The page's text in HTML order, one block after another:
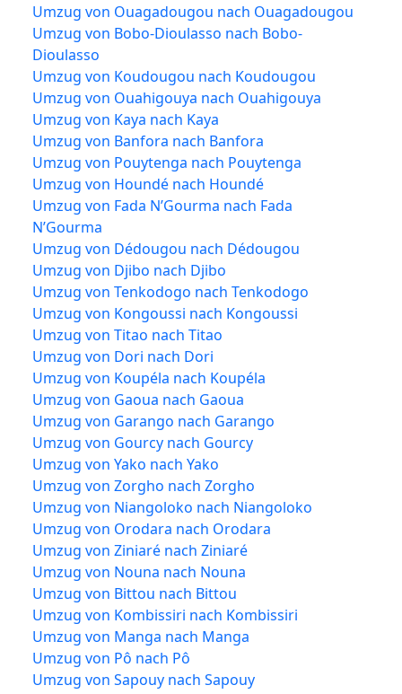
Umzug von Ouagadougou nach Ouagadougou
Umzug von Bobo-Dioulasso nach Bobo-
Dioulasso
Umzug von Koudougou nach Koudougou
Umzug von Ouahigouya nach Ouahigouya
Umzug von Kaya nach Kaya
Umzug von Banfora nach Banfora
Umzug von Pouytenga nach Pouytenga
Umzug von Houndé nach Houndé
Umzug von Fada N’Gourma nach Fada
N’Gourma
Umzug von Dédougou nach Dédougou
Umzug von Djibo nach Djibo
Umzug von Tenkodogo nach Tenkodogo
Umzug von Kongoussi nach Kongoussi
Umzug von Titao nach Titao
Umzug von Dori nach Dori
Umzug von Koupéla nach Koupéla
Umzug von Gaoua nach Gaoua
Umzug von Garango nach Garango
Umzug von Gourcy nach Gourcy
Umzug von Yako nach Yako
Umzug von Zorgho nach Zorgho
Umzug von Niangoloko nach Niangoloko
Umzug von Orodara nach Orodara
Umzug von Ziniaré nach Ziniaré
Umzug von Nouna nach Nouna
Umzug von Bittou nach Bittou
Umzug von Kombissiri nach Kombissiri
Umzug von Manga nach Manga
Umzug von Pô nach Pô
Umzug von Sapouy nach Sapouy